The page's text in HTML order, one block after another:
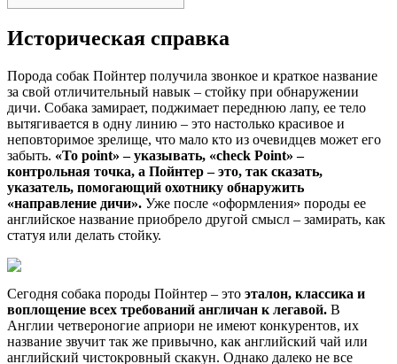
Историческая справка
Порода собак Пойнтер получила звонкое и краткое название
за свой отличительный навык – стойку при обнаружении
дичи. Собака замирает, поджимает переднюю лапу, ее тело
вытягивается в одну линию – это настолько красивое и
неповторимое зрелище, что мало кто из очевидцев может его
забыть. «To point» – указывать, «check Point» –
контрольная точка, а Пойнтер – это, так сказать,
указатель, помогающий охотнику обнаружить
«направление дичи». Уже после «оформления» породы ее
английское название приобрело другой смысл – замирать, как
статуя или делать стойку.
Сегодня собака породы Пойнтер – это эталон, классика и
воплощение всех требований англичан к легавой. В
Англии четвероногие априори не имеют конкурентов, их
название звучит так же привычно, как английский чай или
английский чистокровный скакун. Однако далеко не все